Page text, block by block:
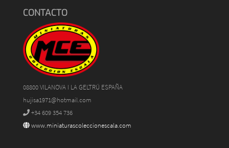
CONTACTO
08800 VILANOVA I LA GELTRÚ ESPAÑA
hujisa1971@hotmail.com
+34 609 354 736
www.miniaturascoleccionescala.com